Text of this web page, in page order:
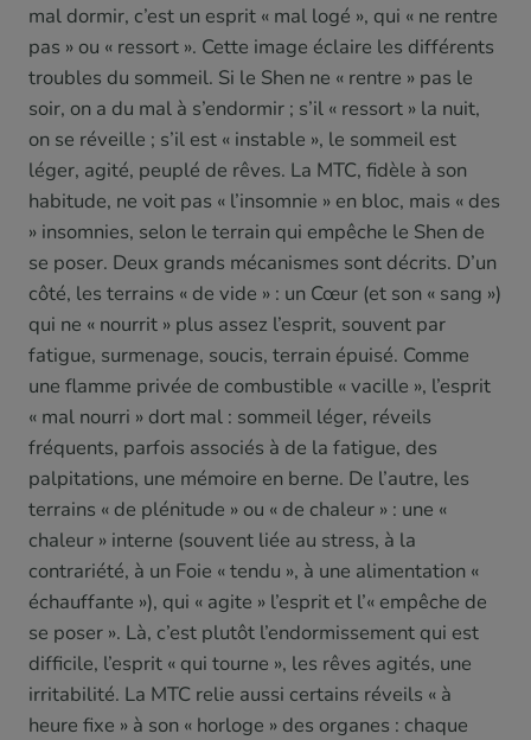
mal dormir, c’est un esprit « mal logé », qui « ne rentre
pas » ou « ressort ». Cette image éclaire les différents
troubles du sommeil. Si le Shen ne « rentre » pas le
soir, on a du mal à s’endormir ; s’il « ressort » la nuit,
on se réveille ; s’il est « instable », le sommeil est
léger, agité, peuplé de rêves. La MTC, fidèle à son
habitude, ne voit pas « l’insomnie » en bloc, mais « des
» insomnies, selon le terrain qui empêche le Shen de
se poser. Deux grands mécanismes sont décrits. D’un
côté, les terrains « de vide » : un Cœur (et son « sang »)
qui ne « nourrit » plus assez l’esprit, souvent par
fatigue, surmenage, soucis, terrain épuisé. Comme
une flamme privée de combustible « vacille », l’esprit
« mal nourri » dort mal : sommeil léger, réveils
fréquents, parfois associés à de la fatigue, des
palpitations, une mémoire en berne. De l’autre, les
terrains « de plénitude » ou « de chaleur » : une «
chaleur » interne (souvent liée au stress, à la
contrariété, à un Foie « tendu », à une alimentation «
échauffante »), qui « agite » l’esprit et l’« empêche de
se poser ». Là, c’est plutôt l’endormissement qui est
difficile, l’esprit « qui tourne », les rêves agités, une
irritabilité. La MTC relie aussi certains réveils « à
heure fixe » à son « horloge » des organes : chaque